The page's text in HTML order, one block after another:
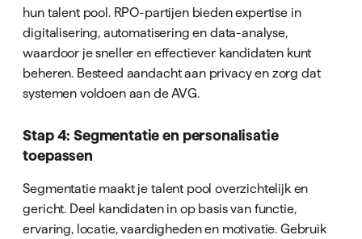
hun talent pool. RPO-partijen bieden expertise in
digitalisering, automatisering en data-analyse,
waardoor je sneller en effectiever kandidaten kunt
beheren. Besteed aandacht aan privacy en zorg dat
systemen voldoen aan de AVG.
Stap 4: Segmentatie en personalisatie
toepassen
Segmentatie maakt je talent pool overzichtelijk en
gericht. Deel kandidaten in op basis van functie,
ervaring, locatie, vaardigheden en motivatie. Gebruik